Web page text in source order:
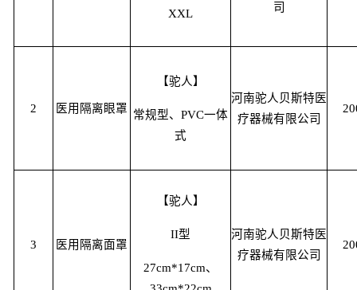
XXL
司
2 医用隔离眼罩
【驼人】
常规型、PVC一体
式
河南驼人贝斯特医
疗器械有限公司
3 医用隔离面罩
【驼人】
II型
27cm*17cm、
河南驼人贝斯特医
疗器械有限公司